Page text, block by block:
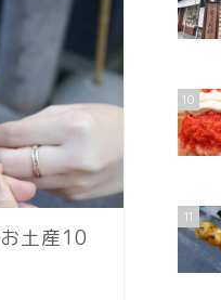
土産10
10
11